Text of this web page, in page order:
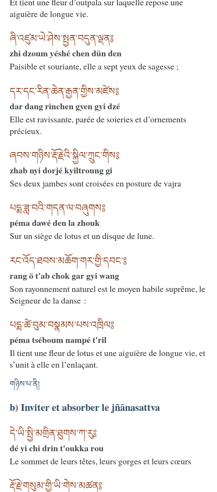
aiguière de longue vie.
ཞི་འཛུམ་ཡེ་ཤེས་སྤྱན་བདུན་ལྡན༔
zhi dzoum yéshé chen dün den
Paisible et souriante, elle a sept yeux de sagesse ;
དར་དང་རིན་ཆེན་རྒྱན་གྱིས་མཛེས༔
dar dang rinchen gyen gyi dzé
Elle est ravissante, parée de soieries et d’ornements
précieux.
ཞབས་གཉིས་རྡོ་རྗེའི་སྐྱིལ་ཀྲུང་གིས༔
zhab nyi dorjé kyiltroung gi
Ses deux jambes sont croisées en posture de vajra
པདྨ་ཟླ་བའི་གདན་ལ་བཞུགས༔
péma dawé den la zhouk
Sur un siège de lotus et un disque de lune.
རང་འོད་ཐབས་མཆོག་གར་གྱི་དབང་༔
rang ö t'ab chok gar gyi wang
Son rayonnement naturel est le moyen habile suprême, le
Seigneur de la danse :
པདྨ་ཚེ་བུམ་བསྣམས་པས་འཁྲིལ༔
péma tséboum nampé t'ril
Il tient une fleur de lotus et une aiguière de longue vie, et
s’unit à elle en l’enlaçant.
གཉིས་པ་ནི།
b) Inviter et absorber le jñānasattva
དེ་ཡི་སྤྱི་མགྲིན་ཐུགས་ཀ་རུ༔
dé yi chi drin t'oukka rou
Le sommet de leurs têtes, leurs gorges et leurs cœurs
རྡོ་རྗེ་གསུམ་གྱི་ཡི་གེས་མཚན༔